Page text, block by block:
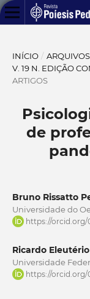
INÍCIO / ARQUIVOS
V. 19 N. EDIÇÃO
ARTIGOS
de
Bruno Rissatto
Universidade do
https://orcid.org/
Ricardo
Universidade
https://orcid.org/